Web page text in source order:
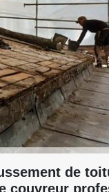
de
couvreur